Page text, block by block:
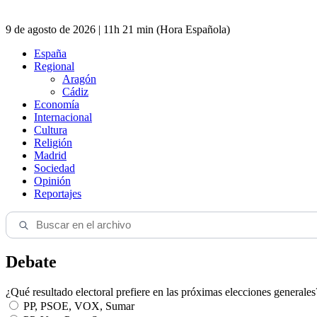
9 de agosto de 2026 | 11h 21 min (Hora Española)
España
Regional
Aragón
Cádiz
Economía
Internacional
Cultura
Religión
Madrid
Sociedad
Opinión
Reportajes
Debate
¿Qué resultado electoral prefiere en las próximas elecciones
PP, PSOE, VOX, Sumar